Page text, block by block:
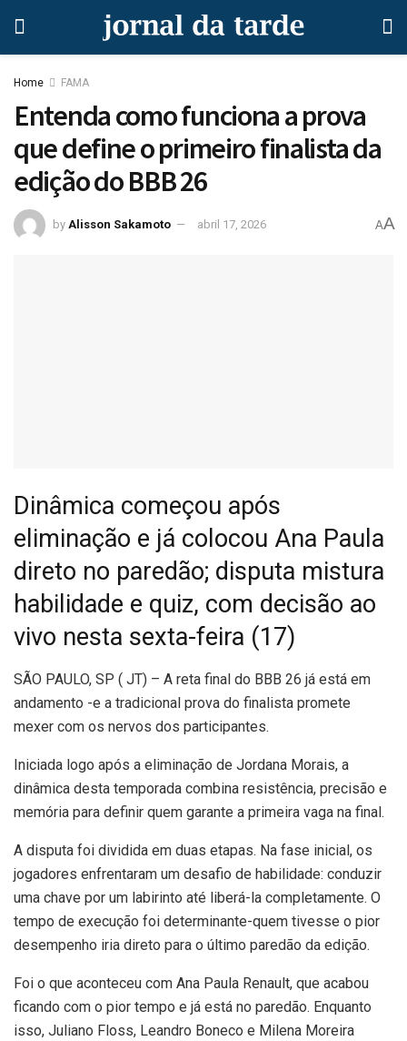
Home FAMA
Entenda como funciona a prova
que define o primeiro finalista da
edição do BBB 26
by Alisson Sakamoto abril 17, 2026 AA
Dinâmica começou após
eliminação e já colocou Ana Paula
direto no paredão; disputa mistura
habilidade e quiz, com decisão ao
vivo nesta sexta-feira (17)
SÃO PAULO, SP ( JT) – A reta final do BBB 26 já está em
andamento -e a tradicional prova do finalista promete
mexer com os nervos dos participantes.
Iniciada logo após a eliminação de Jordana Morais, a
dinâmica desta temporada combina resistência, precisão e
memória para definir quem garante a primeira vaga na final.
A disputa foi dividida em duas etapas. Na fase inicial, os
jogadores enfrentaram um desafio de habilidade: conduzir
uma chave por um labirinto até liberá-la completamente. O
tempo de execução foi determinante-quem tivesse o pior
desempenho iria direto para o último paredão da edição.
Foi o que aconteceu com Ana Paula Renault, que acabou
ficando com o pior tempo e já está no paredão. Enquanto
isso, Juliano Floss, Leandro Boneco e Milena Moreira